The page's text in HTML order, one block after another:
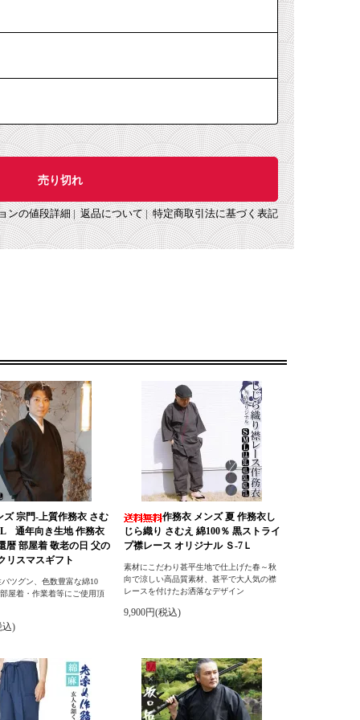
ンの値段詳細| 返品について| 特定商取引法に基づく表記
ズ 宗門-上質作務衣 さむ
通年向き生地 作務衣
暦 部屋着 敬老の日 父の
リスマスギフト
ツグン、色数豊富な綿10
屋着・作業着等にご使用頂
込)
作務衣 メンズ 夏 作務衣し
じら織り さむえ 綿100％ 黒ストライ
プ襟レース オリジナル Ｓ-7Ｌ
素材にこだわり甚平生地で仕上げた春～秋
向で涼しい高品質素材、甚平で大人気の襟
レースを付けたお洒落なデザイン
9,900円(税込)